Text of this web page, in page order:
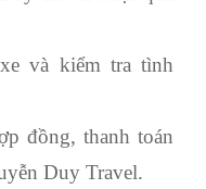
và kiểm tra tình
đồng, thanh toán
Duy Travel.